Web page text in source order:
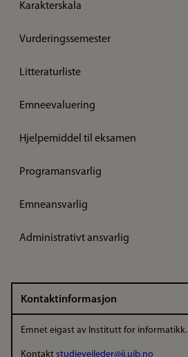
Karakterskala
Vurderingssemester
Litteraturliste
Emneevaluering
Hjelpemiddel til eksamen
Programansvarlig
Emneansvarlig
Administrativt ansvarlig
Kontaktinformasjon
Emnet eigast av Institutt for informatikk.
Kontakt studieveileder@ii.uib.no